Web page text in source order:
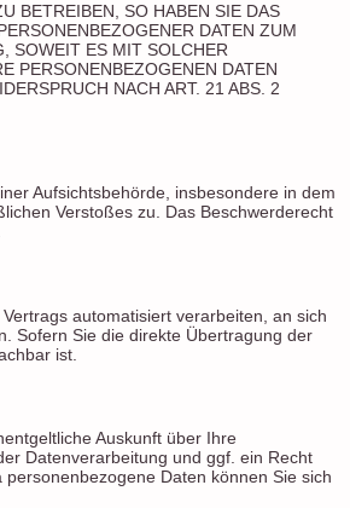
BETREIBEN, SO HABEN SIE DAS
DATEN ZUM
SOWEIT ES MIT SOLCHER
PERSONENBEZOGENEN DATEN
NACH ART. 21 ABS. 2
Aufsichtsbehörde, insbesondere in dem
Verstoßes zu. Das Beschwerderecht
automatisiert verarbeiten, an sich
Sofern Sie die direkte Übertragung der
ist.
Auskunft über Ihre
Datenverarbeitung und ggf. ein Recht
Daten können Sie sich